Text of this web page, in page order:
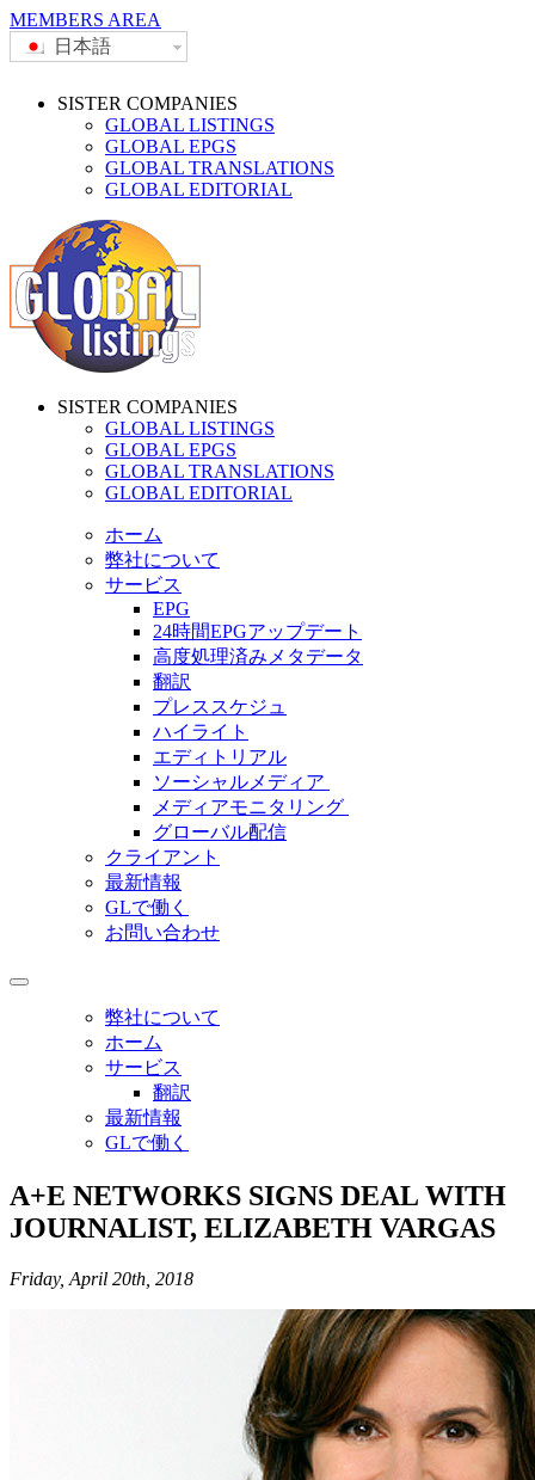
MEMBERS AREA
日本語
SISTER COMPANIES
GLOBAL LISTINGS
GLOBAL EPGS
GLOBAL TRANSLATIONS
GLOBAL EDITORIAL
SISTER COMPANIES
GLOBAL LISTINGS
GLOBAL EPGS
GLOBAL TRANSLATIONS
GLOBAL EDITORIAL
ホーム
弊社について
サービス
EPG
24時間EPGアップデート
高度処理済みメタデータ
翻訳
プレススケジュ
ハイライト
エディトリアル
ソーシャルメディア
メディアモニタリング
グローバル配信
クライアント
最新情報
GLで働く
お問い合わせ
弊社について
ホーム
サービス
翻訳
最新情報
GLで働く
A+E NETWORKS SIGNS DEAL WITH
JOURNALIST, ELIZABETH VARGAS
Friday, April 20th, 2018